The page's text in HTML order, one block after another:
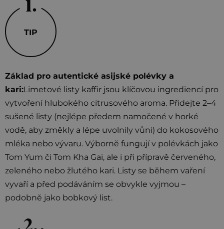
TIP
Základ pro autentické asijské polévky a
kari:Limetové listy kaffir jsou klíčovou ingrediencí pro
vytvoření hlubokého citrusového aroma. Přidejte 2–4
sušené listy (nejlépe předem namočené v horké
vodě, aby změkly a lépe uvolnily vůni) do kokosového
mléka nebo vývaru. Výborně fungují v polévkách jako
Tom Yum či Tom Kha Gai, ale i při přípravě červeného,
zeleného nebo žlutého kari. Listy se během vaření
vyvaří a před podáváním se obvykle vyjmou –
podobně jako bobkový list.